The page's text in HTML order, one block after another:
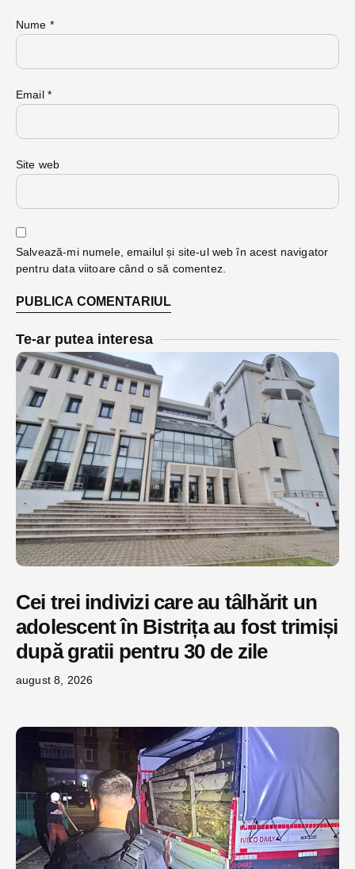
Nume *
Email *
Site web
Salvează-mi numele, emailul și site-ul web în acest navigator
pentru data viitoare când o să comentez.
Te-ar putea interesa
Cei trei indivizi care au tâlhărit un
adolescent în Bistrița au fost trimiși
după gratii pentru 30 de zile
august 8, 2026